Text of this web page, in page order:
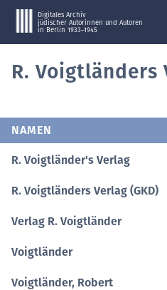
Digitales Archiv
jüdischer Autorinnen und Autoren
in Berlin 1933–1945
R. Voigtländers
NAMEN
R. Voigtländer's Verlag
R. Voigtländers Verlag (GKD)
Verlag R. Voigtländer
Voigtländer
Voigtländer, Robert